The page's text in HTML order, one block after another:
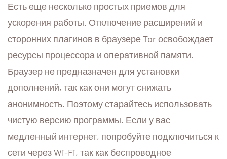
Есть еще несколько простых приемов для
ускорения работы. Отключение расширений и
сторонних плагинов в браузере Tor освобождает
ресурсы процессора и оперативной памяти.
Браузер не предназначен для установки
дополнений, так как они могут снижать
анонимность. Поэтому старайтесь использовать
чистую версию программы. Если у вас
медленный интернет, попробуйте подключиться к
сети через Wi-Fi, так как беспроводное